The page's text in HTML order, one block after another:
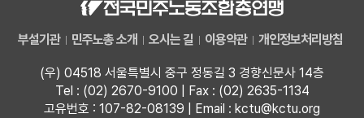
부설기관 민주노총 소개 오시는 길 이용약관 개인정보처리방침
(우) 04518 서울특별시 중구 정동길 3 경향신문사 14층
Tel : (02) 2670-9100 | Fax : (02) 2635-1134
고유번호 : 107-82-08139 | Email : kctu@kctu.org